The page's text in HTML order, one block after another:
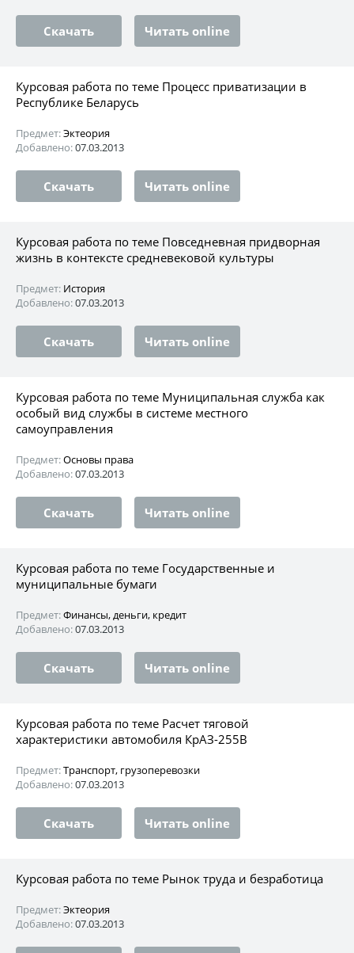
Скачать Читать online
Курсовая работа по теме Процесс приватизации в
Республике Беларусь
Предмет:Эктеория
Добавлено:07.03.2013
Скачать Читать online
Курсовая работа по теме Повседневная придворная
жизнь в контексте средневековой культуры
Предмет: История
Добавлено:07.03.2013
Скачать Читать online
Курсовая работа по теме Муниципальная служба как
особый вид службы в системе местного
самоуправления
Предмет:Основы права
Добавлено:07.03.2013
Скачать Читать online
Курсовая работа по теме Государственные и
муниципальные бумаги
Предмет:Финансы, деньги, кредит
Добавлено:07.03.2013
Скачать Читать online
Курсовая работа по теме Расчет тяговой
характеристики автомобиля КрАЗ-255В
Предмет:Транспорт, грузоперевозки
Добавлено:07.03.2013
Скачать Читать online
Курсовая работа по теме Рынок труда и безработица
Предмет:Эктеория
Добавлено:07.03.2013